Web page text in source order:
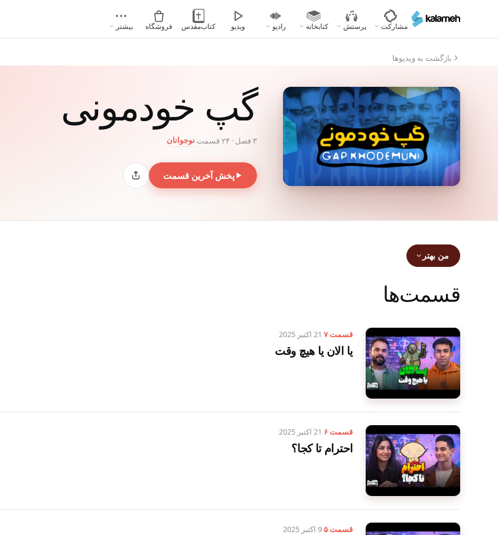
محتوای
مشارکت پرستش کتابخانه رادیو ویدیو کتاب‌مقدس فروشگاه بیشتر
بازگشت به ویدیوها
گپ خودمونی
۳ فصل · ۲۴ قسمت نوجوانان
پخش آخرین قسمت
من بهتر
قسمت‌ها
قسمت ۷ 21 اکتبر 2025
یا الان یا هیچ وقت
قسمت ۶ 21 اکتبر 2025
احترام تا کجا؟
قسمت ۵ 9 اکتبر 2025